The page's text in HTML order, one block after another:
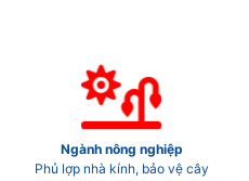
Ngành nông nghiệp
Phủ lợp nhà kính, bảo vệ cây